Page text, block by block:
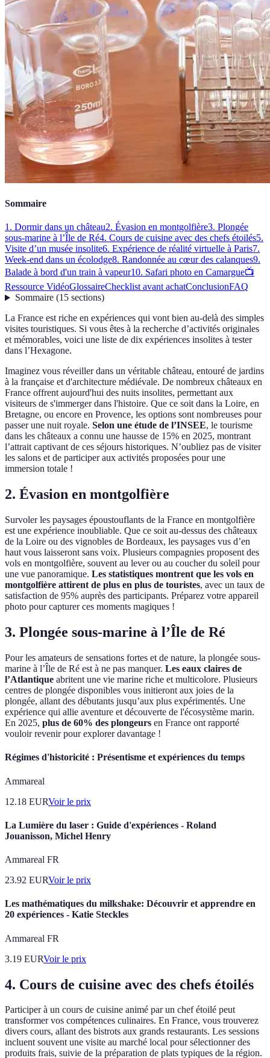
Sommaire
1. Dormir dans un château2. Évasion en montgolfière3. Plongée
sous-marine à l’Île de Ré4. Cours de cuisine avec des chefs étoilés5.
Visite d’un musée insolite6. Expérience de réalité virtuelle à Paris7.
Week-end dans un écolodge8. Randonnée au cœur des calanques9.
Balade à bord d'un train à vapeur10. Safari photo en Camargue📺
Ressource VidéoGlossaireChecklist avant achatConclusionFAQ
Sommaire(15 sections)
La France est riche en expériences qui vont bien au-delà des simples
visites touristiques. Si vous êtes à la recherche d’activités originales
et mémorables, voici une liste de dix expériences insolites à tester
dans l’Hexagone.
Imaginez vous réveiller dans un véritable château, entouré de jardins
à la française et d'architecture médiévale. De nombreux châteaux en
France offrent aujourd'hui des nuits insolites, permettant aux
visiteurs de s'immerger dans l'histoire. Que ce soit dans la Loire, en
Bretagne, ou encore en Provence, les options sont nombreuses pour
passer une nuit royale. Selon une étude de l’INSEE, le tourisme
dans les châteaux a connu une hausse de 15% en 2025, montrant
l’attrait captivant de ces séjours historiques. N’oubliez pas de visiter
les salons et de participer aux activités proposées pour une
immersion totale !
2. Évasion en montgolfière
Survoler les paysages époustouflants de la France en montgolfière
est une expérience inoubliable. Que ce soit au-dessus des châteaux
de la Loire ou des vignobles de Bordeaux, les paysages vus d’en
haut vous laisseront sans voix. Plusieurs compagnies proposent des
vols en montgolfière, souvent au lever ou au coucher du soleil pour
une vue panoramique. Les statistiques montrent que les vols en
montgolfière attirent de plus en plus de touristes, avec un taux de
satisfaction de 95% auprès des participants. Préparez votre appareil
photo pour capturer ces moments magiques !
3. Plongée sous-marine à l’Île de Ré
Pour les amateurs de sensations fortes et de nature, la plongée sous-
marine à l’Île de Ré est à ne pas manquer. Les eaux claires de
l’Atlantique abritent une vie marine riche et multicolore. Plusieurs
centres de plongée disponibles vous initieront aux joies de la
plongée, allant des débutants jusqu’aux plus expérimentés. Une
expérience qui allie aventure et découverte de l'écosystème marin.
En 2025, plus de 60% des plongeurs en France ont rapporté
vouloir revenir pour explorer davantage !
Régimes d'historicité : Présentisme et expériences du temps
Ammareal
12.18 EURVoir le prix
La Lumière du laser : Guide d'expériences - Roland
Jouanisson, Michel Henry
Ammareal FR
23.92 EURVoir le prix
Les mathématiques du milkshake: Découvrir et apprendre en
20 expériences - Katie Steckles
Ammareal FR
3.19 EURVoir le prix
4. Cours de cuisine avec des chefs étoilés
Participer à un cours de cuisine animé par un chef étoilé peut
transformer vos compétences culinaires. En France, vous trouverez
divers cours, allant des bistrots aux grands restaurants. Les sessions
incluent souvent une visite au marché local pour sélectionner des
produits frais, suivie de la préparation de plats typiques de la région.